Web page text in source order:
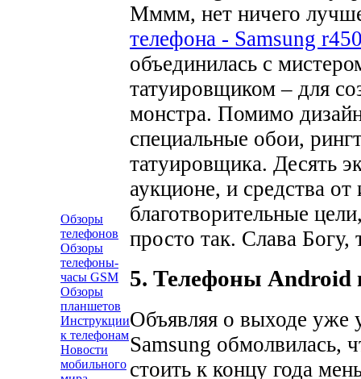
Обзоры
телефонов
Обзоры
телефоны-
часы GSM
Обзоры
планшетов
Инструкции
к телефонам
Новости
мобильного
Мммм, нет ничего
телефона - Samsung
объединилась с
татуировщиком – для
монстра. Помимо
специальные обои,
татуировщика. Десять
аукционе, и средства
благотворительные
просто так. Слава
5. Телефоны Android
Объявляя о выходе уже
Samsung обмолвилась,
стоить к концу года